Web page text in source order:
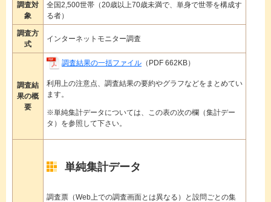
調査対
象
全国2,500世帯（20歳以上70歳未満で、単身で世帯を構成す
る者）
調査方
式
インターネットモニター調査
調査結
果の概
要
調査結果の一括ファイル （PDF 662KB）
利用上の注意点、調査結果の要約やグラフなどをまとめてい
ます。
※単純集計データについては、この表の次の欄（集計デー
タ）を参照して下さい。
単純集計データ
調査票（Web上での調査画面とは異なる）と設問ごとの集